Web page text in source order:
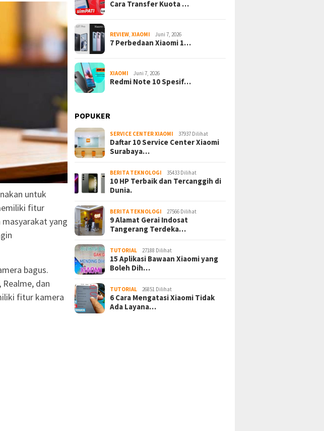
untuk
fitur
yang
bagus.
dan
fitur kamera
Cara Transfer Kuota …
REVIEW,XIAOMI Juni 7, 2026
7 Perbedaan Xiaomi 1…
XIAOMI Juni 7, 2026
Redmi Note 10 Spesif…
POPUKER
SERVICE CENTER XIAOMI 37937 Dilihat
Daftar 10 Service Center Xiaomi
Surabaya…
BERITA TEKNOLOGI 35433 Dilihat
10 HP Terbaik dan Tercanggih di
Dunia.
BERITA TEKNOLOGI 27566 Dilihat
9 Alamat Gerai Indosat
Tangerang Terdeka…
TUTORIAL 27188 Dilihat
15 Aplikasi Bawaan Xiaomi yang
Boleh Dih…
TUTORIAL 26851 Dilihat
6 Cara Mengatasi Xiaomi Tidak
Ada Layana…